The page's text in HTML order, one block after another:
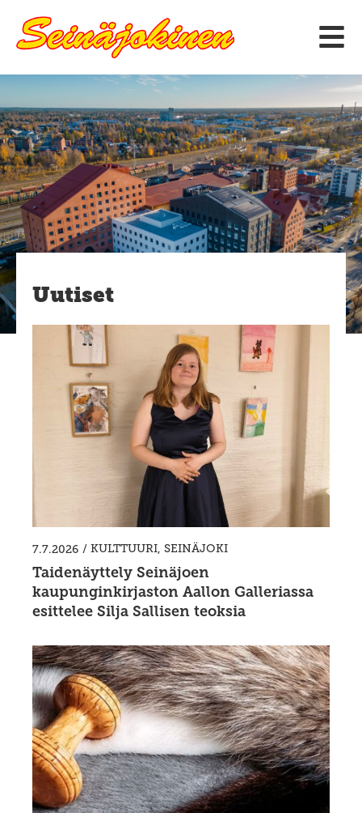
sisältöön
Uutiset
7.7.2026 / KULTTUURI, SEINÄJOKI
Taidenäyttely Seinäjoen
kaupunginkirjaston Aallon Galleriassa
esittelee Silja Sallisen teoksia